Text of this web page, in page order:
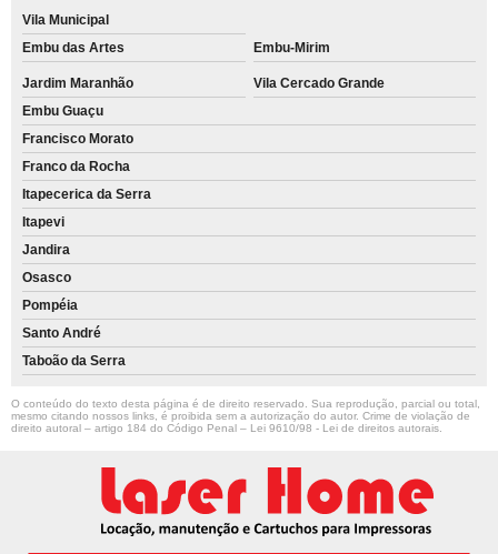
Vila Municipal
Embu das Artes
Embu-Mirim
Jardim Maranhão
Vila Cercado Grande
Embu Guaçu
Francisco Morato
Franco da Rocha
Itapecerica da Serra
Itapevi
Jandira
Osasco
Pompéia
Santo André
Taboão da Serra
O conteúdo do texto desta página é de direito reservado. Sua reprodução, parcial ou total,
mesmo citando nossos links, é proibida sem a autorização do autor. Crime de violação de
direito autoral – artigo 184 do Código Penal – Lei 9610/98 - Lei de direitos autorais